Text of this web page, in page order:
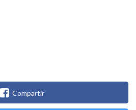
Compartir